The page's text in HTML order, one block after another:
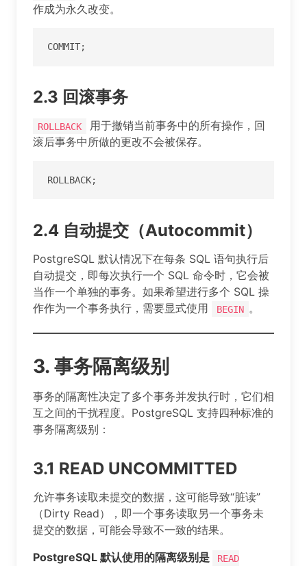
作成为永久改变。
COMMIT;
2.3 回滚事务
ROLLBACK
用于撤销当前事务中的所有操作，回
滚后事务中所做的更改不会被保存。
ROLLBACK;
2.4 自动提交（Autocommit）
PostgreSQL 默认情况下在每条 SQL 语句执行后
自动提交，即每次执行一个 SQL 命令时，它会被
当作一个单独的事务。如果希望进行多个 SQL 操
作作为一个事务执行，需要显式使用
BEGIN 。
3. 事务隔离级别
事务的隔离性决定了多个事务并发执行时，它们相
互之间的干扰程度。PostgreSQL 支持四种标准的
事务隔离级别：
3.1 READ UNCOMMITTED
允许事务读取未提交的数据，这可能导致“脏读”
（Dirty Read），即一个事务读取另一个事务未
提交的数据，可能会导致不一致的结果。
PostgreSQL 默认使用的隔离级别是
READ